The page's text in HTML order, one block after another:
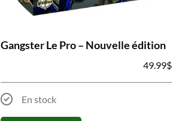
Gangster Le Pro – Nouvelle édition
49.99$
En stock